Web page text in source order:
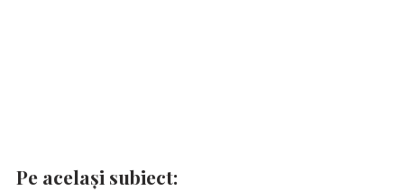
Pe același subiect: